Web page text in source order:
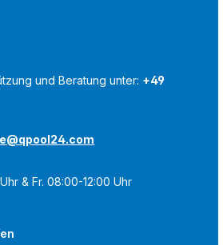
und Beratung unter: +49
& Fr. 08:00-12:00 Uhr